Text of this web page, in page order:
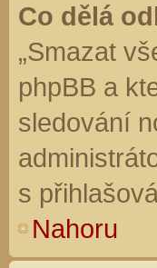
Co dělá
„Smazat
phpBB a
sledování
s
Nahoru